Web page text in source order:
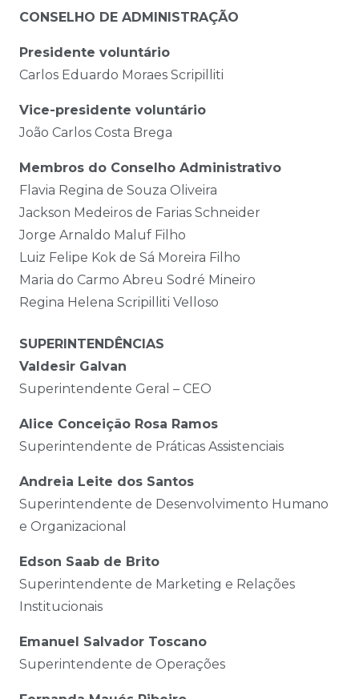
CONSELHO DE ADMINISTRAÇÃO
Presidente voluntário
Carlos Eduardo Moraes Scripilliti
Vice-presidente voluntário
João Carlos Costa Brega
Membros do Conselho Administrativo
Flavia Regina de Souza Oliveira
Jackson Medeiros de Farias Schneider
Jorge Arnaldo Maluf Filho
Luiz Felipe Kok de Sá Moreira Filho
Maria do Carmo Abreu Sodré Mineiro
Regina Helena Scripilliti Velloso
SUPERINTENDÊNCIAS
Valdesir Galvan
Superintendente Geral – CEO
Alice Conceição Rosa Ramos
Superintendente de Práticas Assistenciais
Andreia Leite dos Santos
Superintendente de Desenvolvimento Humano
e Organizacional
Edson Saab de Brito
Superintendente de Marketing e Relações
Institucionais
Emanuel Salvador Toscano
Superintendente de Operações